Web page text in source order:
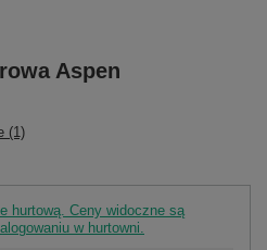
Aspen
(1)
hurtową. Ceny widoczne są
w hurtowni.